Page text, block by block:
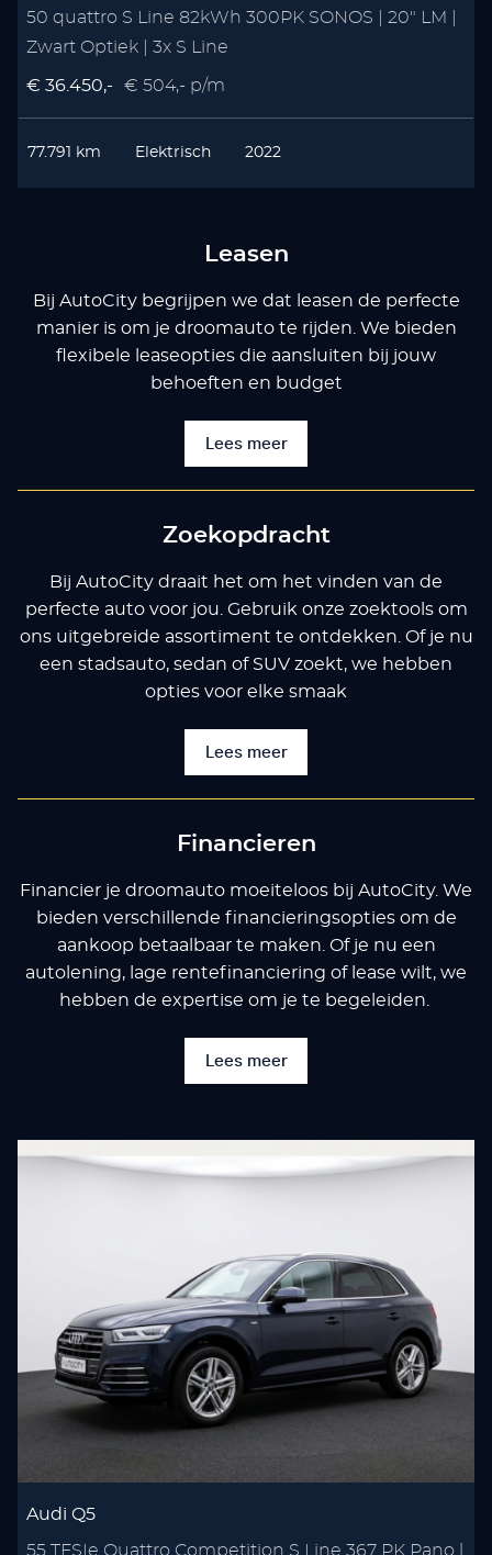
50 quattro S Line 82kWh 300PK SONOS | 20" LM |
Zwart Optiek | 3x S Line
€ 36.450,- € 504,- p/m
77.791 km Elektrisch 2022
Leasen
Bij AutoCity begrijpen we dat leasen de perfecte
manier is om je droomauto te rijden. We bieden
flexibele leaseopties die aansluiten bij jouw
behoeften en budget
Lees meer
Zoekopdracht
Bij AutoCity draait het om het vinden van de
perfecte auto voor jou. Gebruik onze zoektools om
ons uitgebreide assortiment te ontdekken. Of je nu
een stadsauto, sedan of SUV zoekt, we hebben
opties voor elke smaak
Lees meer
Financieren
Financier je droomauto moeiteloos bij AutoCity. We
bieden verschillende financieringsopties om de
aankoop betaalbaar te maken. Of je nu een
autolening, lage rentefinanciering of lease wilt, we
hebben de expertise om je te begeleiden.
Lees meer
Audi Q5
55 TFSIe Quattro Competition S Line 367 PK Pano l